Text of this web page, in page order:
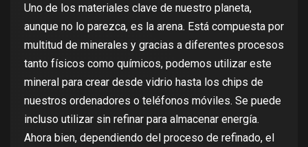
Uno de los materiales clave de nuestro planeta,
aunque no lo parezca, es la arena. Está compuesta por
multitud de minerales y gracias a diferentes procesos
tanto físicos como químicos, podemos utilizar este
mineral para crear desde vidrio hasta los chips de
nuestros ordenadores o teléfonos móviles. Se puede
incluso utilizar sin refinar para almacenar energía.
Ahora bien, dependiendo del proceso de refinado, el